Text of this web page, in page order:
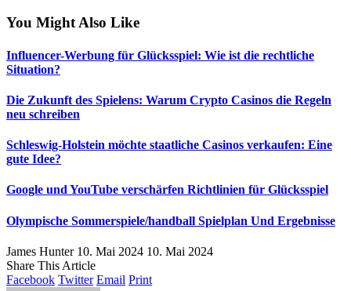
You Might Also Like
Influencer-Werbung für Glücksspiel: Wie ist die rechtliche
Situation?
Die Zukunft des Spielens: Warum Crypto Casinos die Regeln
neu schreiben
Schleswig-Holstein möchte staatliche Casinos verkaufen: Eine
gute Idee?
Google und YouTube verschärfen Richtlinien für Glücksspiel
Olympische Sommerspiele/handball Spielplan Und Ergebnisse
James Hunter 10. Mai 2024 10. Mai 2024
Share This Article
Facebook Twitter Email Print